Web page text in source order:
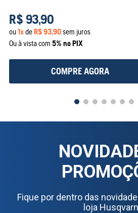
R$ 93,90
ou1xdeR$93,90sem juros
Ou à vista com 5% no PIX
COMPRE AGORA
Fique por dentro das
loja